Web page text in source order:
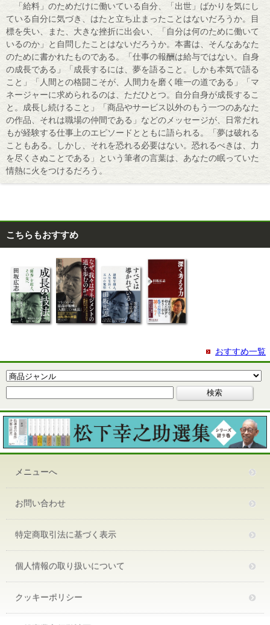
「給料」のためだけに働いている自分、「出世」ばかりを気にし
ている自分に気づき、はたと立ち止まったことはないだろうか。目
標を失い、また、大きな挫折に出会い、「自分は何のために働いて
いるのか」と自問したことはないだろうか。本書は、そんなあなた
のために書かれたものである。「仕事の報酬は給与ではない。自身
の成長である」「成長するには、夢を語ること。しかも本気で語る
こと」「人間との格闘こそが、人間力を磨く唯一の道である」「マ
ネージャーに求められるのは、ただひとつ。自分自身が成長するこ
と。成長し続けること」「商品やサービス以外のもう一つのあなた
の作品、それは職場の仲間である」などのメッセージが、日常だれ
もが経験する仕事上のエピソードとともに語られる。「夢は破れる
こともある。しかし、それを恐れる必要はない。恐れるべきは、力
を尽くさぬことである」という筆者の言葉は、あなたの眠っていた
情熱に火をつけるだろう。
こちらもおすすめ
おすすめ一覧
メニューへ
お問い合わせ
特定商取引法に基づく表示
個人情報の取り扱いについて
クッキーポリシー